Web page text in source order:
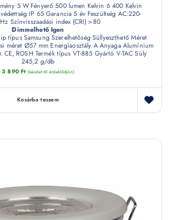
5 W Fényerő 500 lumen Kelvin 6 400 Kelvin
IP 65 Garancia 5 év Feszültség AC:220-
Színvisszaadási index (CRI) >80
Dimmelhető Igen
típus Samsung Szerelhetőség Süllyeszthető Méret
méret Ø57 mm Energiaosztály A Anyaga Alumínium
CE, ROSH Termék típus VT-885 Gyártó V-TAC Súly
245,2 g/db
3 890 Ft (készletről érdeklődjön)
Kosárba teszem